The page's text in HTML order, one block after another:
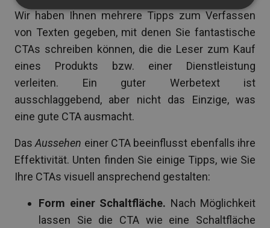
Wir haben Ihnen mehrere Tipps zum Verfassen
von Texten gegeben, mit denen Sie fantastische
CTAs schreiben können, die die Leser zum Kauf
eines Produkts bzw. einer Dienstleistung
verleiten. Ein guter Werbetext ist
ausschlaggebend, aber nicht das Einzige, was
eine gute CTA ausmacht.
DasAussehen einer CTA beeinflusst ebenfalls ihre
Effektivität. Unten finden Sie einige Tipps, wie Sie
Ihre CTAs visuell ansprechend gestalten:
Form einer Schaltfläche. Nach Möglichkeit
lassen Sie die CTA wie eine Schaltfläche